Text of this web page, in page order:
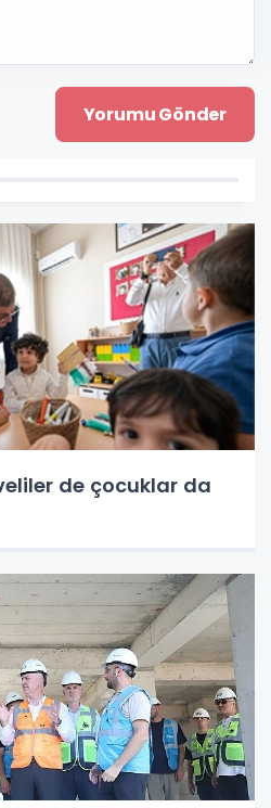
de çocuklar da